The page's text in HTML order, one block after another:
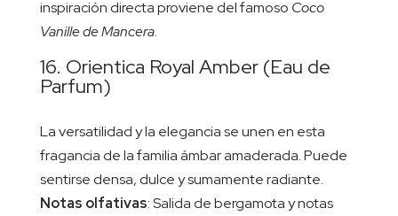
inspiración directa proviene del famoso Coco
Vanille de Mancera.
16. Orientica Royal Amber (Eau de
Parfum)
La versatilidad y la elegancia se unen en esta
fragancia de la familia ámbar amaderada. Puede
sentirse densa, dulce y sumamente radiante.
Notas olfativas: Salida de bergamota y notas